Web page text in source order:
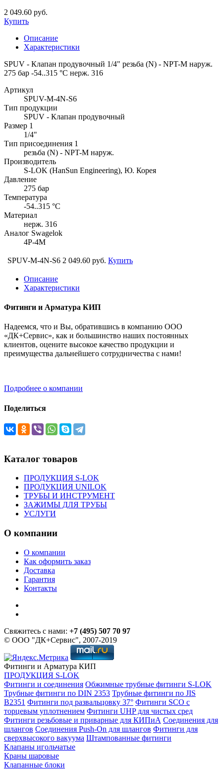
2 049.60 руб.
Купить
Описание
Характеристики
SPUV - Клапан продувочный 1/4" резьба (N) - NPT-M наруж.
275 бар -54..315 °C нерж. 316
Артикул
SPUV-M-4N-S6
Тип продукции
SPUV - Клапан продувочный
Размер 1
1/4"
Тип присоединения 1
резьба (N) - NPT-M наруж.
Производитель
S-LOK (HanSun Engineering), Ю. Корея
Давление
275 бар
Температура
-54..315 °C
Материал
нерж. 316
Аналог Swagelok
4P-4M
SPUV-M-4N-S6 2 049.60 руб. Купить
Описание
Характеристики
Фитинги и Арматура КИП
Надеемся, что и Вы, обратившись в компанию ООО
«ДК+Сервис», как и большинство наших постоянных
клиентов, оцените высокое качество продукции и
преимущества дальнейшего сотрудничества с нами!
Подробнее о компании
Поделиться
Каталог товаров
ПРОДУКЦИЯ S-LOK
ПРОДУКЦИЯ UNILOK
ТРУБЫ И ИНСТРУМЕНТ
ЗАЖИМЫ ДЛЯ ТРУБЫ
УСЛУГИ
О компании
О компании
Как оформить заказ
Доставка
Гарантия
Контакты
Свяжитесь с нами: +7 (495) 507 70 97
© ООО "ДК+Сервис", 2007-2019
Фитинги и Арматура КИП
ПРОДУКЦИЯ S-LOK
Фитинги и соединения Обжимные трубные фитинги S-LOK
Трубные фитинги по DIN 2353 Трубные фитинги по JIS
B2351 Фитинги под развальцовку 37° Фитинги SCO с
торцевым уплотнением Фитинги UHP для чистых сред
Фитинги резьбовые и приварные для КИПиА Соединения для
шлангов Соединения Push-On для шлангов Фитинги для
сверхвысокого вакуума Штампованные фитинги
Клапаны игольчатые
Краны шаровые
Клапанные блоки